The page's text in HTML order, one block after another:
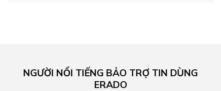
NGƯỜI NỔI TIẾNG BẢO TRỢ TIN DÙNG
ERADO